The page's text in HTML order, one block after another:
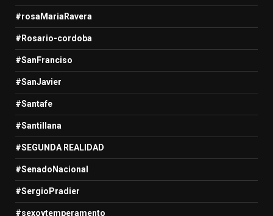
#rosaMariaRavera
#Rosario-cordoba
#SanFranciso
#SanJavier
#Santafe
#Santillana
#SEGUNDA REALIDAD
#SenadoNacional
#SergioPradier
#sexoytemperamento